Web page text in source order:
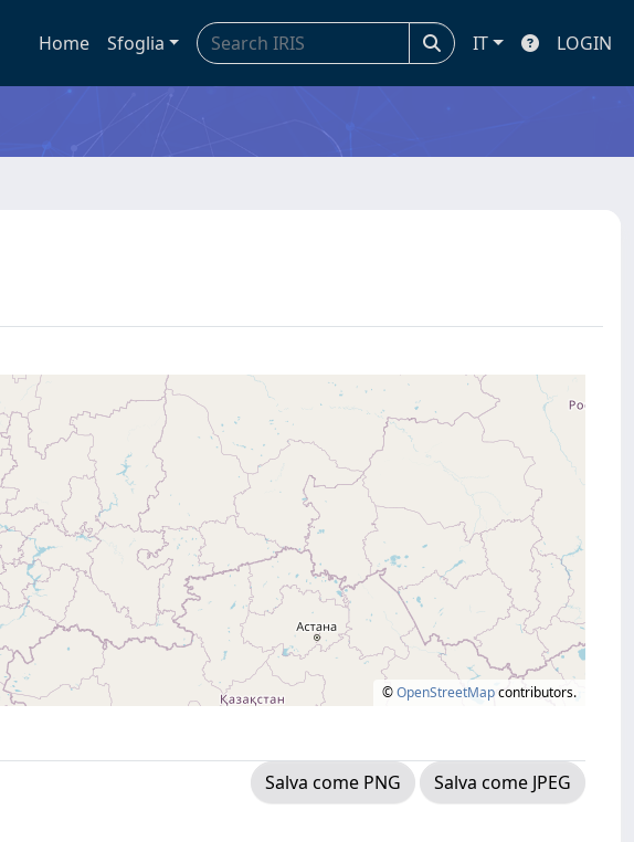
Home Sfoglia IT LOGIN
©OpenStreetMapcontributors.
Salva come PNG
Salva come JPEG